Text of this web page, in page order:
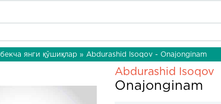
янги қўшиқлар » Abdurashid Isoqov - Onajonginam
Abdurashid Isoqov
Onajonginam